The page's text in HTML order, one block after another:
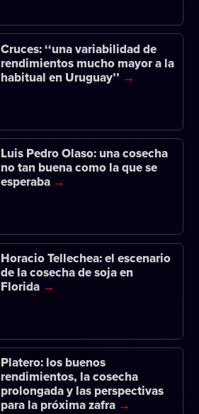
Cruces: ‘‘una variabilidad de
rendimientos mucho mayor a la
habitual en Uruguay’’
Luis Pedro Olaso: una cosecha
no tan buena como la que se
esperaba
Horacio Tellechea: el escenario
de la cosecha de soja en
Florida
Platero: los buenos
rendimientos, la cosecha
prolongada y las perspectivas
para la próxima zafra